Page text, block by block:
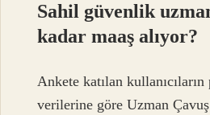
Sahil güvenlik
kadar maaş alıyor?
Ankete katılan kullanıcıların
verilerine göre Uzman